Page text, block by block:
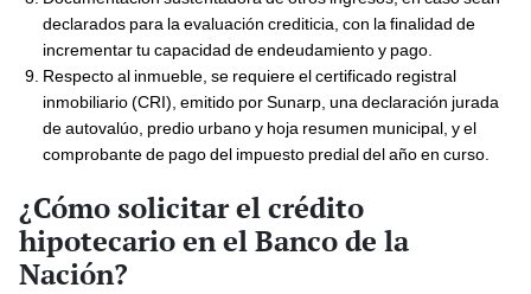
declarados para la evaluación crediticia, con la finalidad de
incrementar tu capacidad de endeudamiento y pago.
Respecto al inmueble, se requiere el certificado registral
inmobiliario (CRI), emitido por Sunarp, una declaración jurada
de autovalúo, predio urbano y hoja resumen municipal, y el
comprobante de pago del impuesto predial del año en curso.
¿Cómo solicitar el crédito
hipotecario en el Banco de la
Nación?